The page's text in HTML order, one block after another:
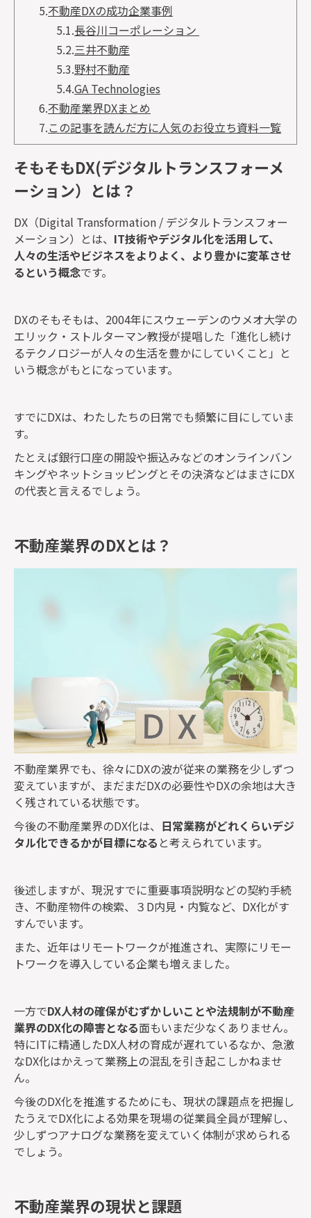
5.不動産DXの成功企業事例
5.1.長谷川コーポレーション
5.2.三井不動産
5.3.野村不動産
5.4.GA Technologies
6.不動産業界DXまとめ
7.この記事を読んだ方に人気のお役立ち資料一覧
そもそもDX(デジタルトランスフォーメ
ーション）とは？
DX（Digital Transformation / デジタルトランスフォー
メーション）とは、 IT技術やデジタル化を活用して、
人々の生活やビジネスをよりよく、より豊かに変革させ
るという概念です。
DXのそもそもは、2004年にスウェーデンのウメオ大学の
エリック・ストルターマン教授が提唱した「進化し続け
るテクノロジーが人々の生活を豊かにしていくこと」と
いう概念がもとになっています。
すでにDXは、わたしたちの日常でも頻繁に目にしていま
す。
たとえば銀行口座の開設や振込みなどのオンラインバン
キングやネットショッピングとその決済などはまさにDX
の代表と言えるでしょう。
不動産業界のDXとは？
不動産業界でも、徐々にDXの波が従来の業務を少しずつ
変えていますが、まだまだDXの必要性やDXの余地は大き
く残されている状態です。
今後の不動産業界のDX化は、 日常業務がどれくらいデジ
タル化できるかが目標になる と考えられています。
後述しますが、現況すでに重要事項説明などの契約手続
き、不動産物件の検索、３D内見・内覧など、DX化がす
すんでいます。
また、近年はリモートワークが推進され、実際にリモー
トワークを導入している企業も増えました。
一方でDX人材の確保がむずかしいことや法規制が不動産
業界のDX化の障害となる面もいまだ少なくありません。
特にITに精通したDX人材の育成が遅れているなか、急激
なDX化はかえって業務上の混乱を引き起こしかねませ
ん。
今後のDX化を推進するためにも、現状の課題点を把握し
たうえでDX化による効果を現場の従業員全員が理解し、
少しずつアナログな業務を変えていく体制が求められる
でしょう。
不動産業界の現状と課題